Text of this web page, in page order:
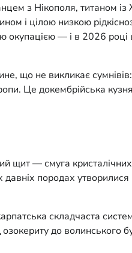
з Нікополя,
і цілою низкою
окупацією — і в 2026
що не викликає
Це докембрійська
— смуга кристалічних
породах утворилися
складчаста
до